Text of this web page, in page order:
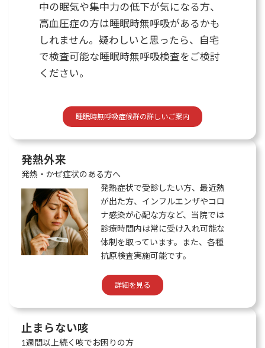
中の眠気や集中力の低下が気になる方、
高血圧症の方は睡眠時無呼吸があるかも
しれません。疑わしいと思ったら、自宅
で検査可能な睡眠時無呼吸検査をご検討
ください。
睡眠時無呼吸症候群の詳しいご案内
発熱外来
発熱・かぜ症状のある方へ
発熱症状で受診したい方、最近熱
が出た方、インフルエンザやコロ
ナ感染が心配な方など、当院では
診療時間内は常に受け入れ可能な
体制を取っています。また、各種
抗原検査実施可能です。
詳細を見る
止まらない咳
1週間以上続く咳でお困りの方